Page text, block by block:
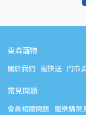
東森寵物
關於我們 寵快送 門市
常見問題
會員相關問題 寵樂購常